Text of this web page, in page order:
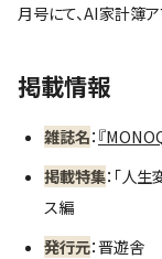
月号にて、AI家計簿ア
掲載情報
雑誌名： 『
掲載特集：「人
ス編
発行元：晋遊舎